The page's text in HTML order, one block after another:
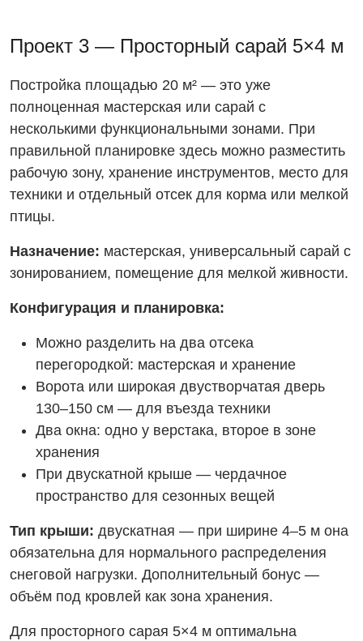
Проект 3 — Просторный сарай 5×4 м
Постройка площадью 20 м² — это уже
полноценная мастерская или сарай с
несколькими функциональными зонами. При
правильной планировке здесь можно разместить
рабочую зону, хранение инструментов, место для
техники и отдельный отсек для корма или мелкой
птицы.
Назначение: мастерская, универсальный сарай с
зонированием, помещение для мелкой живности.
Конфигурация и планировка:
Можно разделить на два отсека
перегородкой: мастерская и хранение
Ворота или широкая двустворчатая дверь
130–150 см — для въезда техники
Два окна: одно у верстака, второе в зоне
хранения
При двускатной крыше — чердачное
пространство для сезонных вещей
Тип крыши: двускатная — при ширине 4–5 м она
обязательна для нормального распределения
снеговой нагрузки. Дополнительный бонус —
объём под кровлей как зона хранения.
Для просторного сарая 5×4 м оптимальна